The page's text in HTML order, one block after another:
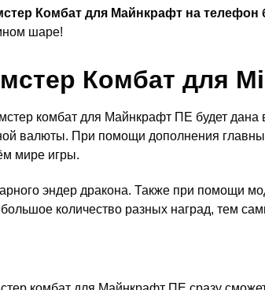
Комбат для Майнкрафт на телефон
шаре!
Комбат для
комбат для Майнкрафт ПЕ будет
валюты. При помощи дополнения
мире игры.
эндер дракона. Также при помощи
количество разных наград, тем